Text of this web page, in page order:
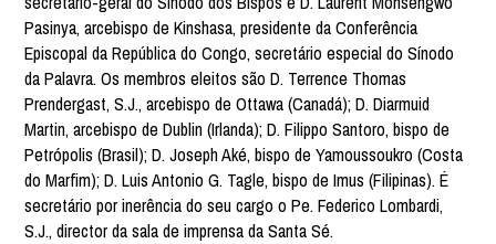
Pasinya, arcebispo de Kinshasa, presidente da Conferência
Episcopal da República do Congo, secretário especial do Sínodo
da Palavra. Os membros eleitos são D. Terrence Thomas
Prendergast, S.J., arcebispo de Ottawa (Canadá); D. Diarmuid
Martin, arcebispo de Dublin (Irlanda); D. Filippo Santoro, bispo de
Petrópolis (Brasil); D. Joseph Aké, bispo de Yamoussoukro (Costa
do Marfim); D. Luis Antonio G. Tagle, bispo de Imus (Filipinas). É
secretário por inerência do seu cargo o Pe. Federico Lombardi,
S.J., director da sala de imprensa da Santa Sé.